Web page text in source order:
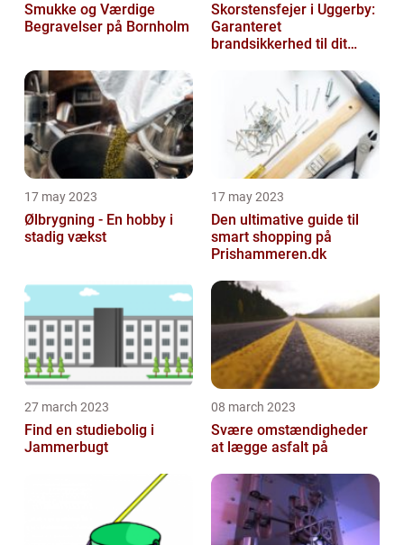
Smukke og Værdige
Begravelser på Bornholm
Skorstensfejer i Uggerby:
Garanteret
brandsikkerhed til dit
17 may 2023
Ølbrygning - En hobby i
stadig vækst
17 may 2023
Den ultimative guide til
smart shopping på
Prishammeren.dk
27 march 2023
Find en studiebolig i
Jammerbugt
08 march 2023
Svære omstændigheder
at lægge asfalt på